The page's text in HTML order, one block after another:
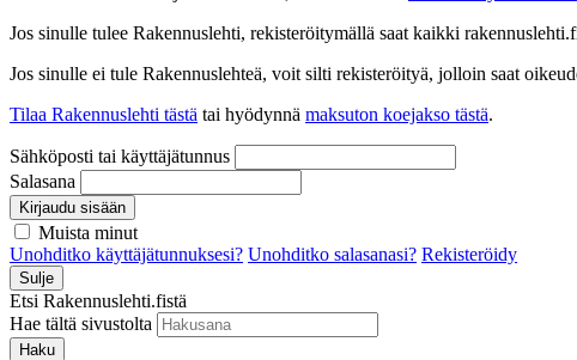
Jos sinulle tulee Rakennuslehti, rekisteröitymällä saat kaikki
Jos sinulle ei tule Rakennuslehteä, voit silti rekisteröityä, jolloin saat
Tilaa Rakennuslehti tästä tai hyödynnä maksuton koejakso tästä.
Sähköposti tai käyttäjätunnus
Salasana
Kirjaudu sisään
Muista minut
Unohditko käyttäjätunnuksesi? Unohditko salasanasi? Rekisteröidy
Sulje
Etsi Rakennuslehti.fistä
Hae tältä sivustolta
Haku